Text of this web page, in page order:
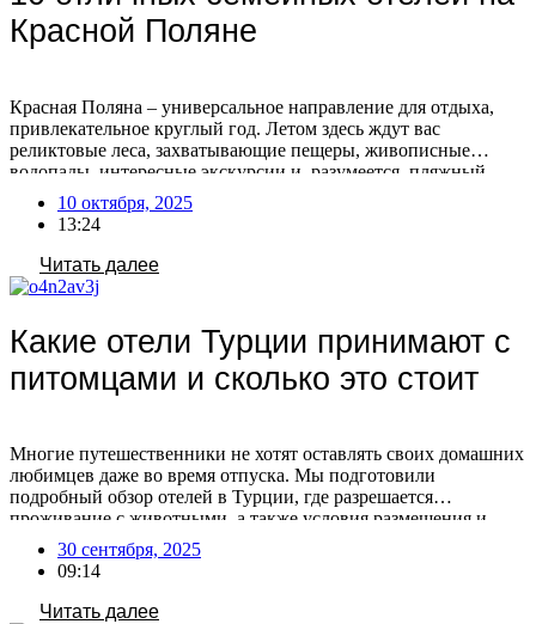
Красной Поляне
Красная Поляна – универсальное направление для отдыха,
привлекательное круглый год. Летом здесь ждут вас
реликтовые леса, захватывающие пещеры, живописные
водопады, интересные экскурсии и, разумеется, пляжный
релакс. Зимой же Красная Поляна предлагает активный
отдых на горных склонах с последующим расслаблением в
Спа-комплексе, сауне или за вкусным ужином. Планируя
семейное путешествие, уделите внимание выбору отеля в
Красной […]
10 октября, 2025
13:24
Читать далее
Какие отели Турции принимают с
питомцами и сколько это стоит
Многие путешественники не хотят оставлять своих домашних
любимцев даже во время отпуска. Мы подготовили
подробный обзор отелей в Турции, где разрешается
проживание с животными, а также условия размещения и
стоимость этой услуги. По словам туроператоров, спрос на
размещение с питомцами в Турции остаётся стабильным —
такая услуга пользуется постоянным интересом. При этом с
каждым годом […]
30 сентября, 2025
09:14
Читать далее